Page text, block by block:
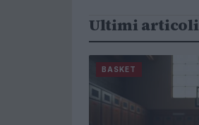
Ultimi articoli
BASKET